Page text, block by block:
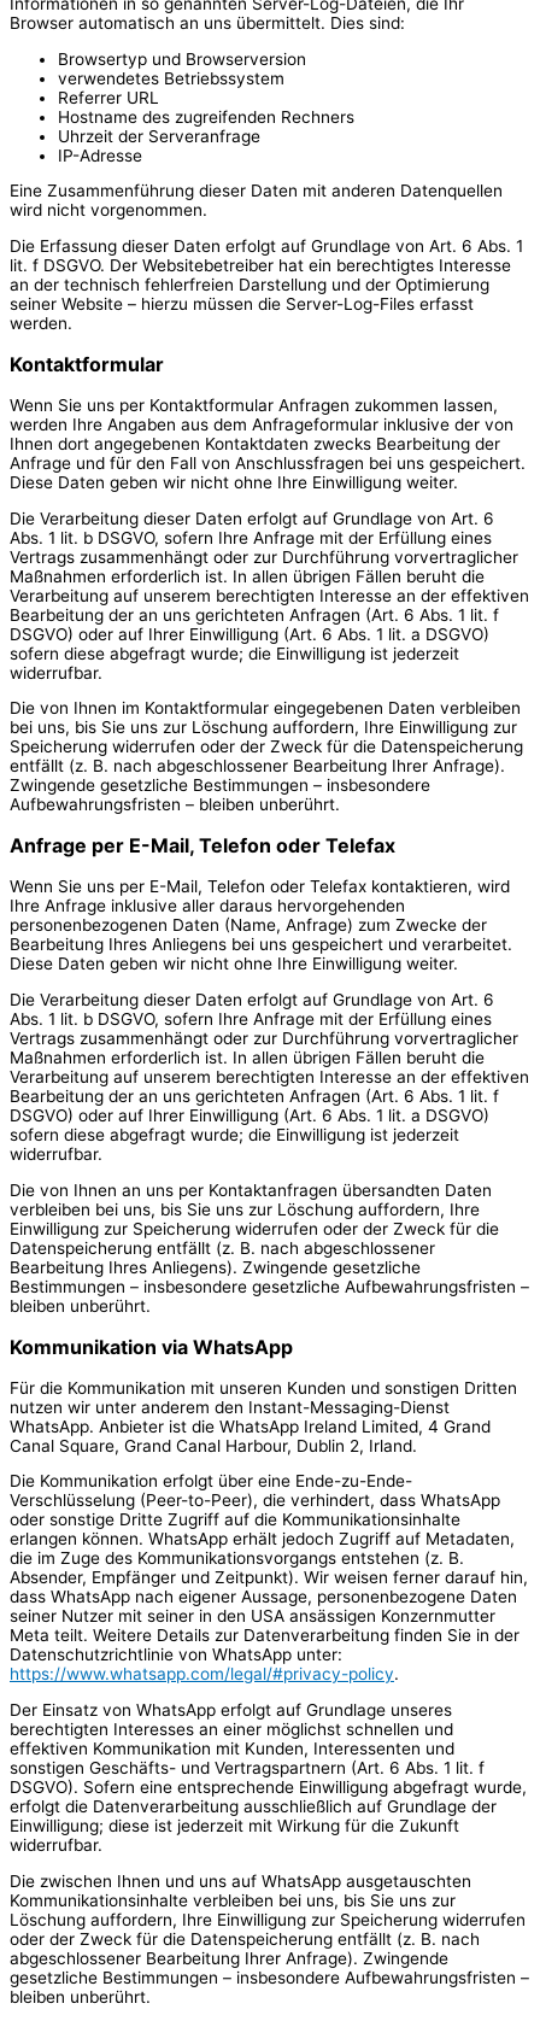
Browser automatisch an uns übermittelt. Dies sind:
Browsertyp und Browserversion
verwendetes Betriebssystem
Referrer URL
Hostname des zugreifenden Rechners
Uhrzeit der Serveranfrage
IP-Adresse
Eine Zusammenführung dieser Daten mit anderen Datenquellen
wird nicht vorgenommen.
Die Erfassung dieser Daten erfolgt auf Grundlage von Art. 6 Abs. 1
lit. f DSGVO. Der Websitebetreiber hat ein berechtigtes Interesse
an der technisch fehlerfreien Darstellung und der Optimierung
seiner Website – hierzu müssen die Server-Log-Files erfasst
werden.
Kontaktformular
Wenn Sie uns per Kontaktformular Anfragen zukommen lassen,
werden Ihre Angaben aus dem Anfrageformular inklusive der von
Ihnen dort angegebenen Kontaktdaten zwecks Bearbeitung der
Anfrage und für den Fall von Anschlussfragen bei uns gespeichert.
Diese Daten geben wir nicht ohne Ihre Einwilligung weiter.
Die Verarbeitung dieser Daten erfolgt auf Grundlage von Art. 6
Abs. 1 lit. b DSGVO, sofern Ihre Anfrage mit der Erfüllung eines
Vertrags zusammenhängt oder zur Durchführung vorvertraglicher
Maßnahmen erforderlich ist. In allen übrigen Fällen beruht die
Verarbeitung auf unserem berechtigten Interesse an der effektiven
Bearbeitung der an uns gerichteten Anfragen (Art. 6 Abs. 1 lit. f
DSGVO) oder auf Ihrer Einwilligung (Art. 6 Abs. 1 lit. a DSGVO)
sofern diese abgefragt wurde; die Einwilligung ist jederzeit
widerrufbar.
Die von Ihnen im Kontaktformular eingegebenen Daten verbleiben
bei uns, bis Sie uns zur Löschung auffordern, Ihre Einwilligung zur
Speicherung widerrufen oder der Zweck für die Datenspeicherung
entfällt (z. B. nach abgeschlossener Bearbeitung Ihrer Anfrage).
Zwingende gesetzliche Bestimmungen – insbesondere
Aufbewahrungsfristen – bleiben unberührt.
Anfrage per E-Mail, Telefon oder Telefax
Wenn Sie uns per E-Mail, Telefon oder Telefax kontaktieren, wird
Ihre Anfrage inklusive aller daraus hervorgehenden
personenbezogenen Daten (Name, Anfrage) zum Zwecke der
Bearbeitung Ihres Anliegens bei uns gespeichert und verarbeitet.
Diese Daten geben wir nicht ohne Ihre Einwilligung weiter.
Die Verarbeitung dieser Daten erfolgt auf Grundlage von Art. 6
Abs. 1 lit. b DSGVO, sofern Ihre Anfrage mit der Erfüllung eines
Vertrags zusammenhängt oder zur Durchführung vorvertraglicher
Maßnahmen erforderlich ist. In allen übrigen Fällen beruht die
Verarbeitung auf unserem berechtigten Interesse an der effektiven
Bearbeitung der an uns gerichteten Anfragen (Art. 6 Abs. 1 lit. f
DSGVO) oder auf Ihrer Einwilligung (Art. 6 Abs. 1 lit. a DSGVO)
sofern diese abgefragt wurde; die Einwilligung ist jederzeit
widerrufbar.
Die von Ihnen an uns per Kontaktanfragen übersandten Daten
verbleiben bei uns, bis Sie uns zur Löschung auffordern, Ihre
Einwilligung zur Speicherung widerrufen oder der Zweck für die
Datenspeicherung entfällt (z. B. nach abgeschlossener
Bearbeitung Ihres Anliegens). Zwingende gesetzliche
Bestimmungen – insbesondere gesetzliche Aufbewahrungsfristen –
bleiben unberührt.
Kommunikation via WhatsApp
Für die Kommunikation mit unseren Kunden und sonstigen Dritten
nutzen wir unter anderem den Instant-Messaging-Dienst
WhatsApp. Anbieter ist die WhatsApp Ireland Limited, 4 Grand
Canal Square, Grand Canal Harbour, Dublin 2, Irland.
Die Kommunikation erfolgt über eine Ende-zu-Ende-
Verschlüsselung (Peer-to-Peer), die verhindert, dass WhatsApp
oder sonstige Dritte Zugriff auf die Kommunikationsinhalte
erlangen können. WhatsApp erhält jedoch Zugriff auf Metadaten,
die im Zuge des Kommunikationsvorgangs entstehen (z. B.
Absender, Empfänger und Zeitpunkt). Wir weisen ferner darauf hin,
dass WhatsApp nach eigener Aussage, personenbezogene Daten
seiner Nutzer mit seiner in den USA ansässigen Konzernmutter
Meta teilt. Weitere Details zur Datenverarbeitung finden Sie in der
Datenschutzrichtlinie von WhatsApp unter:
https://www.whatsapp.com/legal/#privacy-policy.
Der Einsatz von WhatsApp erfolgt auf Grundlage unseres
berechtigten Interesses an einer möglichst schnellen und
effektiven Kommunikation mit Kunden, Interessenten und
sonstigen Geschäfts- und Vertragspartnern (Art. 6 Abs. 1 lit. f
DSGVO). Sofern eine entsprechende Einwilligung abgefragt wurde,
erfolgt die Datenverarbeitung ausschließlich auf Grundlage der
Einwilligung; diese ist jederzeit mit Wirkung für die Zukunft
widerrufbar.
Die zwischen Ihnen und uns auf WhatsApp ausgetauschten
Kommunikationsinhalte verbleiben bei uns, bis Sie uns zur
Löschung auffordern, Ihre Einwilligung zur Speicherung widerrufen
oder der Zweck für die Datenspeicherung entfällt (z. B. nach
abgeschlossener Bearbeitung Ihrer Anfrage). Zwingende
gesetzliche Bestimmungen – insbesondere Aufbewahrungsfristen –
bleiben unberührt.